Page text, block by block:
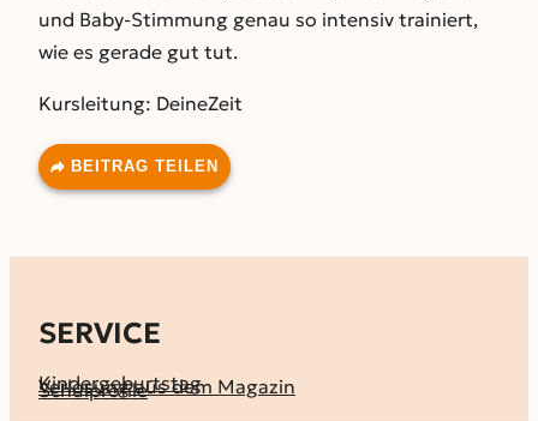
und Baby‑Stimmung genau so intensiv trainiert,
wie es gerade gut tut.
Kursleitung: DeineZeit
BEITRAG TEILEN
SERVICE
Kindergeburtstag
Verlosung aus dem Magazin
Schulprofile